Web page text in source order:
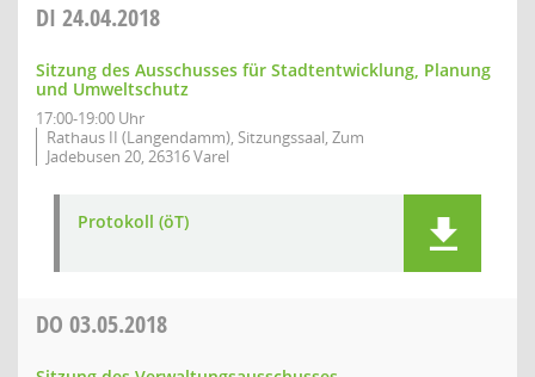
DI 24.04.2018
Sitzung des Ausschusses für Stadtentwicklung, Planung
und Umweltschutz
17:00-19:00 Uhr
Rathaus II (Langendamm), Sitzungssaal, Zum
Jadebusen 20, 26316 Varel
Protokoll (öT)
DO 03.05.2018